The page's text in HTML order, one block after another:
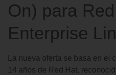
On) para
Enterprise
La nueva oferta se basa en el
14 años de Red Hat,